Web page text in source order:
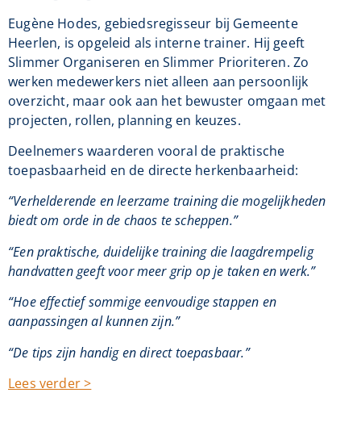
Eugène Hodes, gebiedsregisseur bij Gemeente
Heerlen, is opgeleid als interne trainer. Hij geeft
Slimmer Organiseren en Slimmer Prioriteren. Zo
werken medewerkers niet alleen aan persoonlijk
overzicht, maar ook aan het bewuster omgaan met
projecten, rollen, planning en keuzes.
Deelnemers waarderen vooral de praktische
toepasbaarheid en de directe herkenbaarheid:
“Verhelderende en leerzame training die mogelijkheden
biedt om orde in de chaos te scheppen.”
“Een praktische, duidelijke training die laagdrempelig
handvatten geeft voor meer grip op je taken en werk.”
“Hoe effectief sommige eenvoudige stappen en
aanpassingen al kunnen zijn.”
“De tips zijn handig en direct toepasbaar.”
Lees verder >